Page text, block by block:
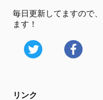
毎日更新してますので、
ます！
リンク